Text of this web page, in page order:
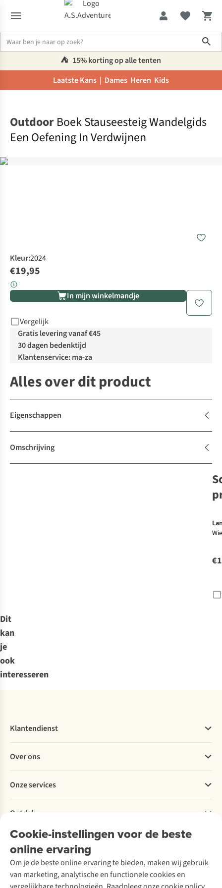
⛺️ 15% korting op alle tenten
Laatste Kans | Dames Heren Kids
Outdoor Boek Stauseesteig Wandelgids
Een Oefening In Verdwijnen
Kleur:2024
€19,95
In mijn winkelmandje
Vergelijk
Gratis levering vanaf €45
30 dagen bedenktijd
Klantenservice: ma-za
Alles over dit product
Eigenschappen
Omschrijving
Dit
kan
je
ook
interesseren
Cookie-instellingen voor de beste
online ervaring
Om je de beste online ervaring te bieden, maken wij gebruik
van marketing, analytische en functionele cookies en
Klantendienst
Bestellen
Betalen
Levering
Retourneren
Bestelling herroepen
Garantie
Contact
Over ons
Explore More
Verantwoord ondernemen
Over Ayacucho
Onze winkels
Over A.S.Adventure
Toegankelijkheidsverklaring
Onze services
Ski-onderhoud
Wasservice
Schoenonderhoud
Schoenherstelling
Kledingherstelling
Ontdek
A.S.Magazine
Podcast
Explore Academy
Explore Camp
Gear Check
Meld je aan voor de nieuwsbrief